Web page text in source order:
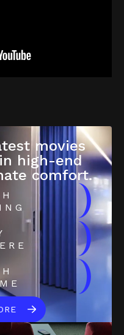
movies
high-end
comfort.
)
)
)